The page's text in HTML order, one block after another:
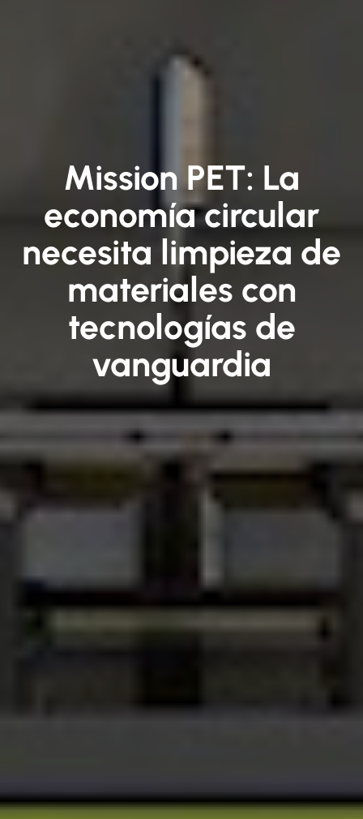
Mission PET: La
economía circular
necesita limpieza de
materiales con
tecnologías de
vanguardia